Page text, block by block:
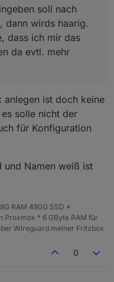
error	API
error	no
error	API
eingeben soll nach
dann wirds haarig.
dass ich mir das
soll nach
dann wirds haarig.
dass ich mir das
da evtl. mehr
anlegen ist doch keine
solle nicht der
für Konfiguration
und Namen weiß ist
RAM 480G SSD *
Proxmox * 6 GByte RAM für
Wireguard meiner Fritzbox
0